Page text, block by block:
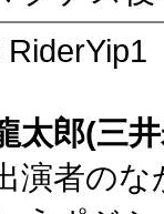
RiderYip1
太郎(三
演者の